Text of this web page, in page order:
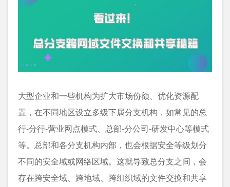
⼤型企业和一些机构为扩大市场份额、优化资源配
置，在不同地区设立多级下属分支机构，如常见的总
行-分行-营业网点模式、总部-分公司-研发中心等模式
等。总部和各分支机构内部，也会根据安全等级划分
不同的安全域或网络区域。这就导致总分支之间，会
存在跨安全域、跨地域、跨组织域的文件交换和共享